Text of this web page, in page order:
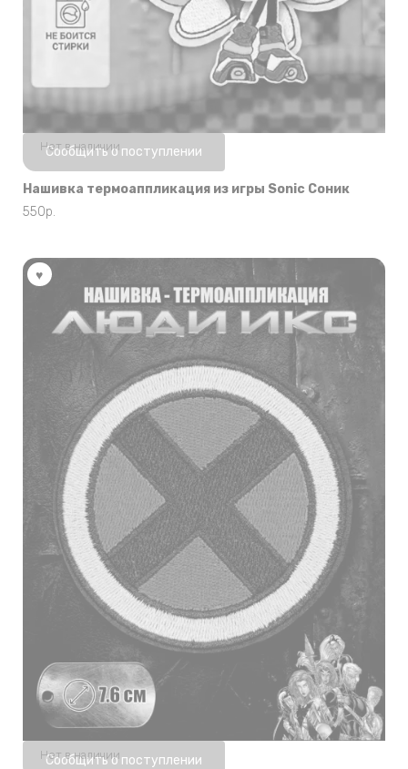
Нет в наличии
Сообщить о поступлении
Нашивка термоаппликация из игры Sonic Соник
550р.
Нет в наличии
Сообщить о поступлении